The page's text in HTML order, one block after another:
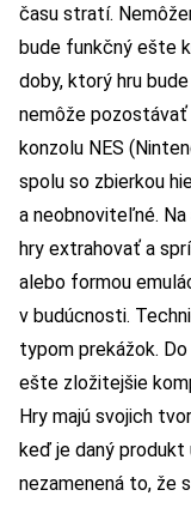
času stratí.
bude funkčný ešte
doby, ktorý hru
nemôže
konzolu NES
spolu so zbierkou
a neobnoviteľné.
hry extrahovať a
alebo formou
v budúcnosti.
typom prekážok.
ešte zložitejšie
Hry majú svojich
keď je daný
nezamenená to, že